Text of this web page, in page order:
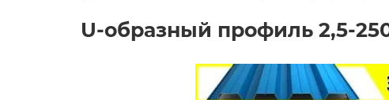
U-образный профиль 2,5-